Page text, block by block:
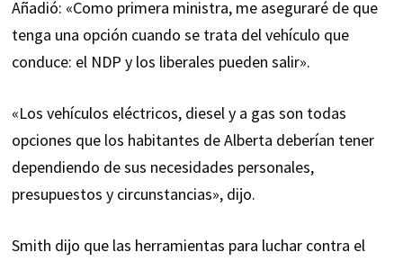
Añadió: «Como primera ministra, me aseguraré de que
tenga una opción cuando se trata del vehículo que
conduce: el NDP y los liberales pueden salir».
«Los vehículos eléctricos, diesel y a gas son todas
opciones que los habitantes de Alberta deberían tener
dependiendo de sus necesidades personales,
presupuestos y circunstancias», dijo.
Smith dijo que las herramientas para luchar contra el